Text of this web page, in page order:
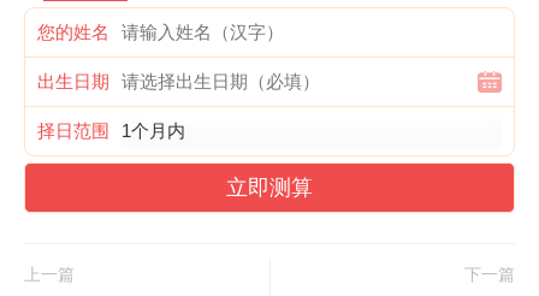
您的姓名
出生日期
择日范围
立即测算
上一篇
下一篇